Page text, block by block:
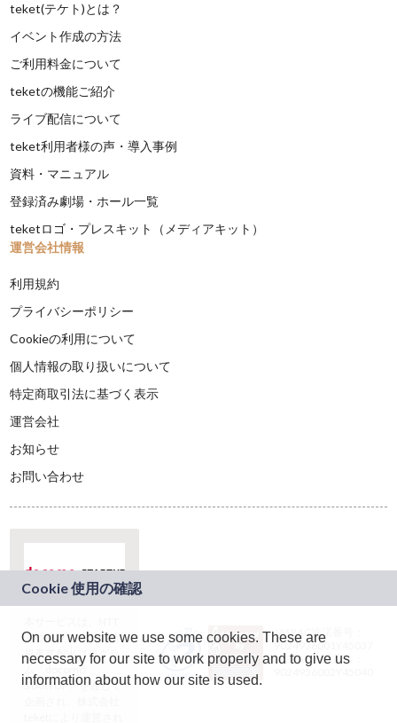
teket(テケト)とは？
イベント作成の方法
ご利用料金について
teketの機能ご紹介
ライブ配信について
teket利用者様の声・導入事例
資料・マニュアル
登録済み劇場・ホール一覧
teketロゴ・プレスキット（メディアキット）
運営会社情報
利用規約
プライバシーポリシー
Cookieの利用について
個人情報の取り扱いについて
特定商取引法に基づく表示
運営会社
お知らせ
お問い合わせ
ドコモグループの新
規事業創出プログラ
ム「docomo
STARTUP」を通じて
JASRAC許諾番号：
9024936001Y45037
JASRAC許諾番号：
On our website we use some cookies. These are
necessary for our site to work properly and to give us
information about how our site is used.